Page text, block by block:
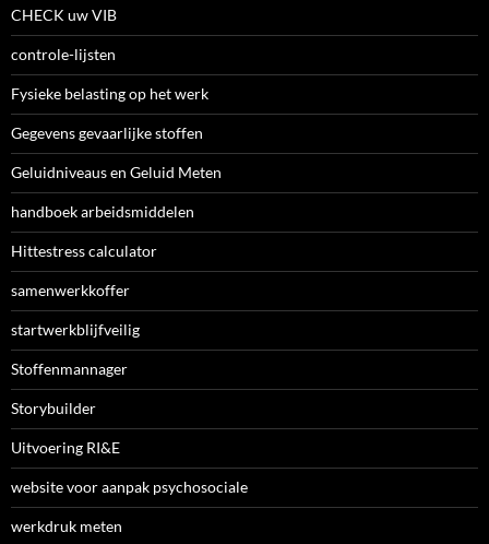
CHECK uw VIB
controle-lijsten
Fysieke belasting op het werk
Gegevens gevaarlijke stoffen
Geluidniveaus en Geluid Meten
handboek arbeidsmiddelen
Hittestress calculator
samenwerkkoffer
startwerkblijfveilig
Stoffenmannager
Storybuilder
Uitvoering RI&E
website voor aanpak psychosociale
werkdruk meten